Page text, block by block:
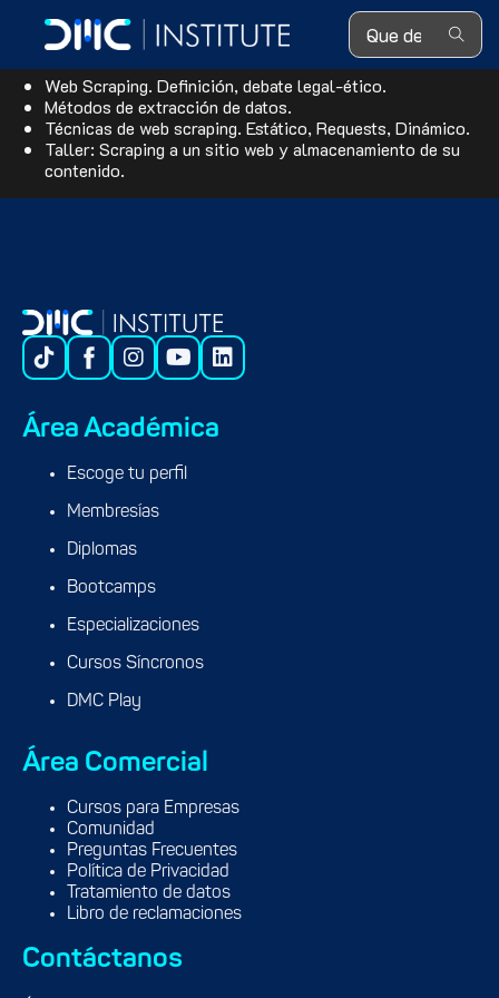
Search ...
Web Scraping Fundamentals
Web Scraping. Definición, debate legal-ético.
Métodos de extracción de datos.
Técnicas de web scraping. Estático, Requests, Dinámico.
Taller: Scraping a un sitio web y almacenamiento de su
contenido.
Área Académica
Escoge tu perfil
Membresías
Diplomas
Bootcamps
Especializaciones
Cursos Síncronos
DMC Play
Área Comercial
Cursos para Empresas
Comunidad
Preguntas Frecuentes
Política de Privacidad
Tratamiento de datos
Libro de reclamaciones
Contáctanos